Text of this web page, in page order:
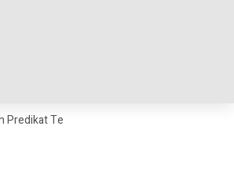
Jawa Timur dan Peringkat III Nasional